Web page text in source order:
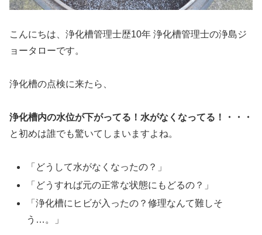
こんにちは、浄化槽管理士歴10年 浄化槽管理士の浄島ジ
ョータローです。
浄化槽の点検に来たら、
浄化槽内の水位が下がってる！水がなくなってる！・・・
と初めは誰でも驚いてしまいますよね。
「どうして水がなくなったの？」
「どうすれば元の正常な状態にもどるの？」
「浄化槽にヒビが入ったの？修理なんて難しそ
う…。」